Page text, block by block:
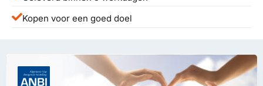
Kopen voor een goed doel